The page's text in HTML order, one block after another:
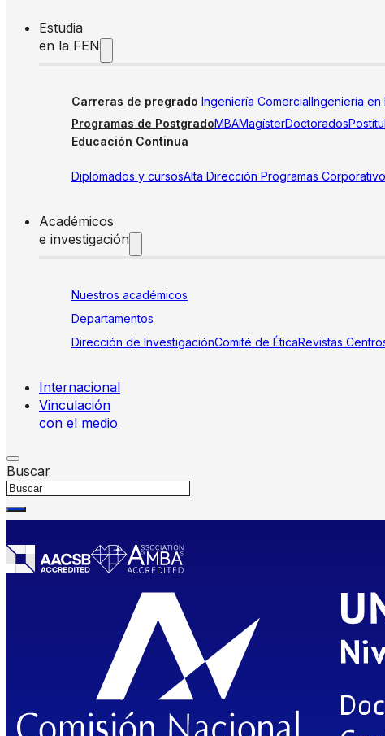
Estudia
en la FEN
Carreras de pregrado Ingeniería ComercialIngeniería en
Programas de PostgradoMBAMagísterDoctorados
Educación Continua
Diplomados y cursosAlta Dirección Programas
Académicos
e investigación
Nuestros académicos
Departamentos
Dirección de InvestigaciónComité de ÉticaRevistas
Internacional
Vinculación
con el medio
Buscar